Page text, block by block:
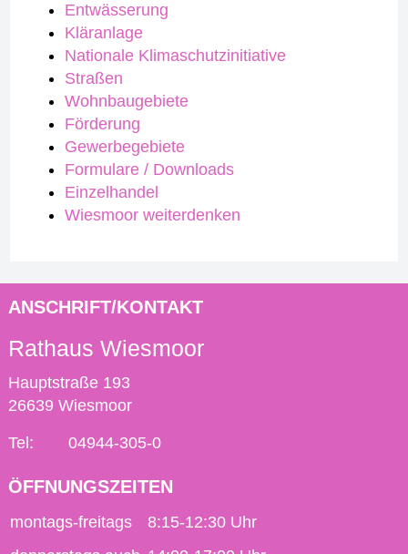
Entwässerung
Kläranlage
Nationale Klimaschutzinitiative
Straßen
Wohnbaugebiete
Förderung
Gewerbegebiete
Formulare / Downloads
Einzelhandel
Wiesmoor weiterdenken
ANSCHRIFT/KONTAKT
Rathaus Wiesmoor
Hauptstraße 193
26639 Wiesmoor
Tel: 04944-305-0
ÖFFNUNGSZEITEN
montags-freitags
8:15-12:30 Uhr